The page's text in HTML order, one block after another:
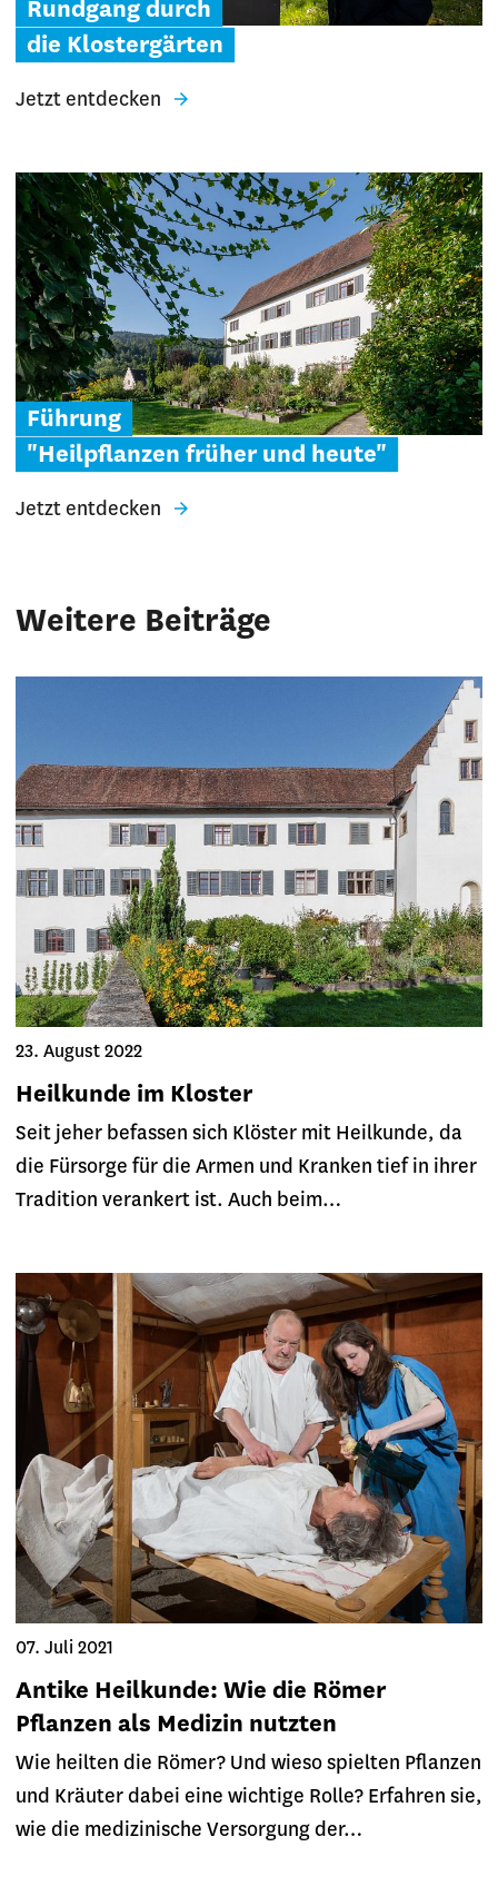
Rundgang durch
die Klostergärten
Jetzt entdecken
Führung
"Heilpflanzen früher und heute"
Jetzt entdecken
Weitere Beiträge
23. August 2022
Heilkunde im Kloster
Seit jeher befassen sich Klöster mit Heilkunde, da
die Fürsorge für die Armen und Kranken tief in ihrer
Tradition verankert ist. Auch beim…
07. Juli 2021
Antike Heilkunde: Wie die Römer
Pflanzen als Medizin nutzten
Wie heilten die Römer? Und wieso spielten Pflanzen
und Kräuter dabei eine wichtige Rolle? Erfahren sie,
wie die medizinische Versorgung der…